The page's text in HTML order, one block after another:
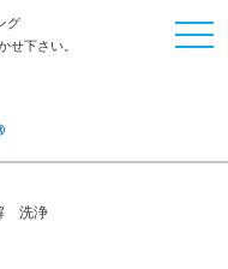
グ
せ下さい。
洗浄